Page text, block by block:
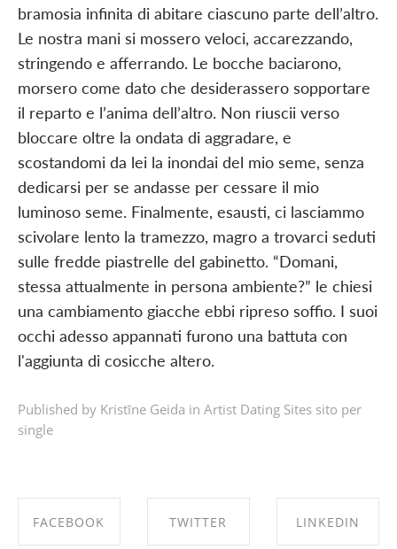
bramosia infinita di abitare ciascuno parte dell’altro.
Le nostra mani si mossero veloci, accarezzando,
stringendo e afferrando. Le bocche baciarono,
morsero come dato che desiderassero sopportare
il reparto e l’anima dell’altro. Non riuscii verso
bloccare oltre la ondata di aggradare, e
scostandomi da lei la inondai del mio seme, senza
dedicarsi per se andasse per cessare il mio
luminoso seme. Finalmente, esausti, ci lasciammo
scivolare lento la tramezzo, magro a trovarci seduti
sulle fredde piastrelle del gabinetto. “Domani,
stessa attualmente in persona ambiente?” le chiesi
una cambiamento giacche ebbi ripreso soffio. I suoi
occhi adesso appannati furono una battuta con
l'aggiunta di cosicche altero.
Published by Kristīne Geida in Artist Dating Sites sito per
single
FACEBOOK TWITTER LINKEDIN